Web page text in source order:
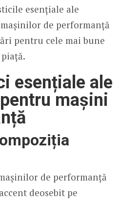
esențiale ale
de performanță
pentru cele mai bune
esențiale ale
mașini
de performanță
deosebit pe